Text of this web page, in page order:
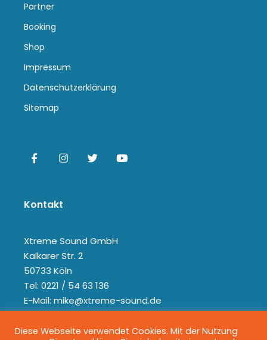
Partner
Booking
Shop
Impressum
Datenschutzerklärung
Sitemap
Kontakt
Xtreme Sound GmbH
Kalkarer Str. 2
50733 Köln
Tel: 0221 / 54 63 136
E-Mail: mike@xtreme-sound.de
Diese Webseite verwendet Cookies. Mit der Nutzung